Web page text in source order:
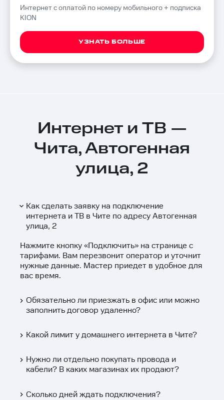
Интернет с оплатой по номеру мобильного + подписка
KION
УЗНАТЬ БОЛЬШЕ
Интернет и ТВ —
Чита, Автогенная
улица, 2
Как сделать заявку на подключение
интернета и ТВ в Чите по адресу Автогенная
улица, 2
Нажмите кнопку «Подключить» на странице с
тарифами. Вам перезвонит оператор и уточнит
нужные данные. Мастер приедет в удобное для
вас время.
Обязательно ли приезжать в офис или можно
заполнить договор удаленно?
Какой лимит у домашнего интернета в Чите?
Нужно ли отдельно покупать провода и
кабели? В каких магазинах их продают?
Сколько дней ждать подключения?